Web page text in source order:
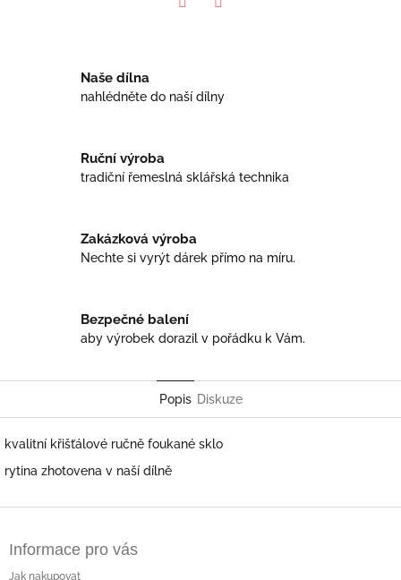
Naše dílna
nahlédněte do naší dílny
Ruční výroba
tradiční řemeslná sklářská technika
Zakázková výroba
Nechte si vyrýt dárek přímo na míru.
Bezpečné balení
aby výrobek dorazil v pořádku k Vám.
Popis Diskuze
kvalitní křišťálové ručně foukané sklo
rytina zhotovena v naší dílně
Informace pro vás
Jak nakupovat